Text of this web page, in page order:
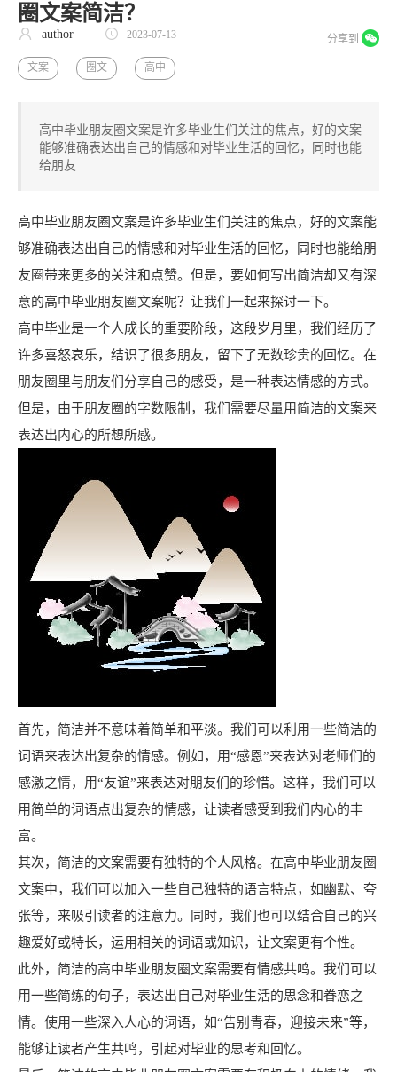
圈文案简洁？
分享到
author 2023-07-13
文案 圈文 高中
高中毕业朋友圈文案是许多毕业生们关注的焦点，好的文案
能够准确表达出自己的情感和对毕业生活的回忆，同时也能
给朋友…
高中毕业朋友圈文案是许多毕业生们关注的焦点，好的文案能
够准确表达出自己的情感和对毕业生活的回忆，同时也能给朋
友圈带来更多的关注和点赞。但是，要如何写出简洁却又有深
意的高中毕业朋友圈文案呢？让我们一起来探讨一下。
高中毕业是一个人成长的重要阶段，这段岁月里，我们经历了
许多喜怒哀乐，结识了很多朋友，留下了无数珍贵的回忆。在
朋友圈里与朋友们分享自己的感受，是一种表达情感的方式。
但是，由于朋友圈的字数限制，我们需要尽量用简洁的文案来
表达出内心的所想所感。
首先，简洁并不意味着简单和平淡。我们可以利用一些简洁的
词语来表达出复杂的情感。例如，用“感恩”来表达对老师们的
感激之情，用“友谊”来表达对朋友们的珍惜。这样，我们可以
用简单的词语点出复杂的情感，让读者感受到我们内心的丰
富。
其次，简洁的文案需要有独特的个人风格。在高中毕业朋友圈
文案中，我们可以加入一些自己独特的语言特点，如幽默、夸
张等，来吸引读者的注意力。同时，我们也可以结合自己的兴
趣爱好或特长，运用相关的词语或知识，让文案更有个性。
此外，简洁的高中毕业朋友圈文案需要有情感共鸣。我们可以
用一些简练的句子，表达出自己对毕业生活的思念和眷恋之
情。使用一些深入人心的词语，如“告别青春，迎接未来”等，
能够让读者产生共鸣，引起对毕业的思考和回忆。